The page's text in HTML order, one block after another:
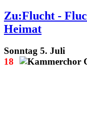
Zu:Flucht -
Heimat
Sonntag 5. Juli
18